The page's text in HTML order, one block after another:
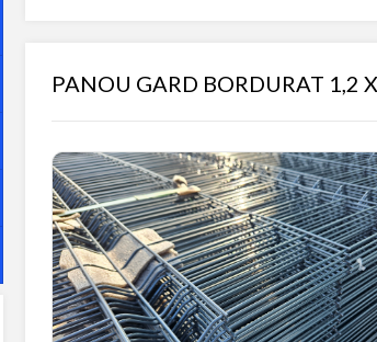
PANOU GARD BORDURAT 1,2